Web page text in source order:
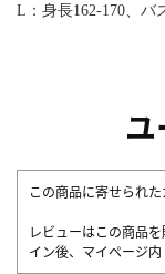
L：身長162-170、バ
この商品に寄せられ
レビューはこの商品
イン後、マイページ内